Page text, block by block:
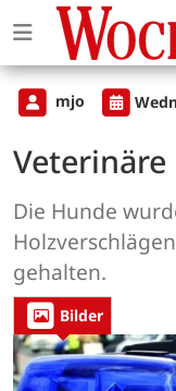
mjo
Veterinäre
Die Hunde
gehalten.
Bilder